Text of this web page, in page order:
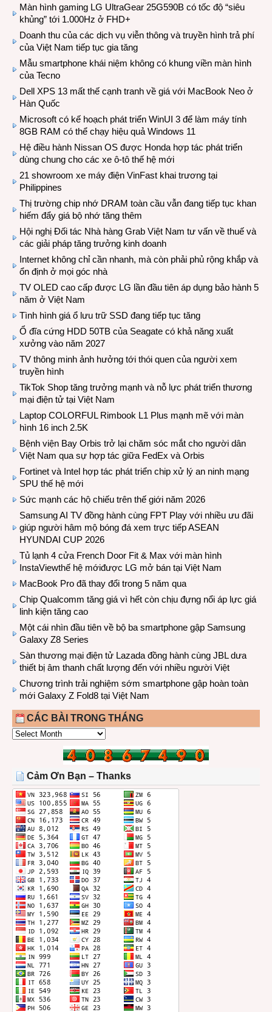
Màn hình gaming LG UltraGear 25G590B có tốc độ “siêu
khủng” tới 1.000Hz ở FHD+
Doanh thu của các dịch vụ viễn thông và truyền hình trả phí
của Việt Nam tiếp tục gia tăng
Mẫu smartphone khái niệm không có khung viền màn hình
của Tecno
Dell XPS 13 mất thế cạnh tranh về giá với MacBook Neo ở
Hàn Quốc
Microsoft có kế hoạch phát triển WinUI 3 để làm máy tính
8GB RAM có thể chạy hiệu quả Windows 11
Hệ điều hành Nissan OS được Honda hợp tác phát triển
dùng chung cho các xe ô-tô thế hệ mới
21 showroom xe máy điện VinFast khai trương tại
Philippines
Thị trường chip nhớ DRAM toàn cầu vẫn đang tiếp tục khan
hiếm đẩy giá bộ nhớ tăng thêm
Hội nghị Đối tác Nhà hàng Grab Việt Nam tư vấn về thuế và
các giải pháp tăng trưởng kinh doanh
Internet không chỉ cần nhanh, mà còn phải phủ rộng khắp và
ổn định ở mọi góc nhà
TV OLED cao cấp được LG lần đầu tiên áp dụng bảo hành 5
năm ở Việt Nam
Tình hình giá ổ lưu trữ SSD đang tiếp tục tăng
Ổ đĩa cứng HDD 50TB của Seagate có khả năng xuất
xưởng vào năm 2027
TV thông minh ảnh hưởng tới thói quen của người xem
truyền hình
TikTok Shop tăng trưởng mạnh và nỗ lực phát triển thương
mại điện tử tại Việt Nam
Laptop COLORFUL Rimbook L1 Plus mạnh mẽ với màn
hình 16 inch 2.5K
Bệnh viện Bay Orbis trở lại chăm sóc mắt cho người dân
Việt Nam qua sự hợp tác giữa FedEx và Orbis
Fortinet và Intel hợp tác phát triển chip xử lý an ninh mạng
SPU thế hệ mới
Sức mạnh các hộ chiếu trên thế giới năm 2026
Samsung AI TV đồng hành cùng FPT Play với nhiều ưu đãi
giúp người hâm mộ bóng đá xem trực tiếp ASEAN
HYUNDAI CUP 2026
Tủ lạnh 4 cửa French Door Fit & Max với màn hình
InstaViewthế hệ mớiđược LG mở bán tại Việt Nam
MacBook Pro đã thay đổi trong 5 năm qua
Chip Qualcomm tăng giá vì hết còn chịu đựng nổi áp lực giá
linh kiện tăng cao
Một cái nhìn đầu tiên về bộ ba smartphone gập Samsung
Galaxy Z8 Series
Sàn thương mại điện tử Lazada đồng hành cùng JBL dưa
thiết bị âm thanh chất lượng đến với nhiều người Việt
Chương trình trải nghiệm sớm smartphone gập hoàn toàn
mới Galaxy Z Fold8 tại Việt Nam
CÁC BÀI TRONG THÁNG
CÁC
THÁNG
Cảm Ơn Bạn – Thanks